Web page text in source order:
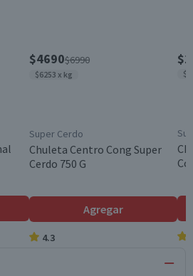
$4690$6990
$6253 x kg
Super Cerdo
Chuleta Centro Cong Super
Cerdo 750 G
Agregar
4.3